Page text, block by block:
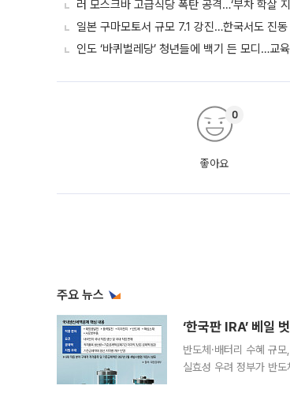
러 모스크바 고급식당 폭탄 공격…‘부차 학살
일본 구마모토서 규모 7.1 강진…한국서도 진
인도 ‘바퀴벌레당’ 청년들에 백기 든 모디…교
좋아요
0
주요 뉴스
‘한국판 IRA’ 베일
반도체·배터리 수혜 규
실효성 우려 정부가 반